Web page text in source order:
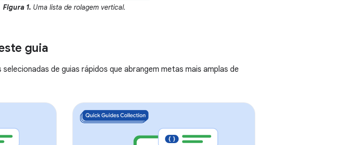
Figura 1. Uma lista de rolagem vertical.
guia
de guias rápidos que abrangem metas mais amplas de